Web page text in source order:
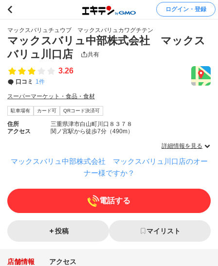
ログイン・登録
マックスバリュチュウブ マックスバリュカワグチテン
マックスバリュ中部株式会社 マックス
バリュ川口店
共有
3.26
口コミ 1件
スーパーマーケット・食品・食材
駐車場有 カード可 QRコード決済可
住所
三重県津市白山町川口８３７８
アクセス
関ノ宮駅から徒歩7分（490m）
詳細情報を見る
マックスバリュ中部株式会社 マックスバリュ川口店のオー
ナー様ですか？
電話する
投稿 マイリスト
店舗情報 アクセス